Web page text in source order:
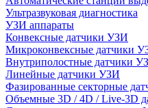
Ультразвуковая диагностика
УЗИ аппараты
Конвексные датчики УЗИ
Микроконвексные датчики
Внутриполостные датчики
Линейные датчики УЗИ
Фазированные секторные
Объемные 3D / 4D / Live-3D